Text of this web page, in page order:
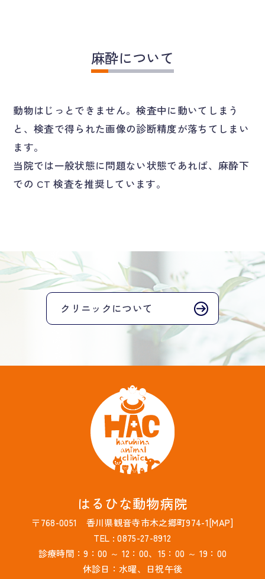
麻酔について
動物はじっとできません。検査中に動いてしまう
と、検査で得られた画像の診断精度が落ちてしまい
ます。
当院では一般状態に問題ない状態であれば、麻酔下
での CT 検査を推奨しています。
クリニックについて
はるひな動物病院
〒768-0051 香川県観音寺市木之郷町974-1[MAP]
TEL : 0875-27-8912
診療時間：9：00 ～ 12：00、15：00 ～ 19：00
休診日：水曜、日祝午後